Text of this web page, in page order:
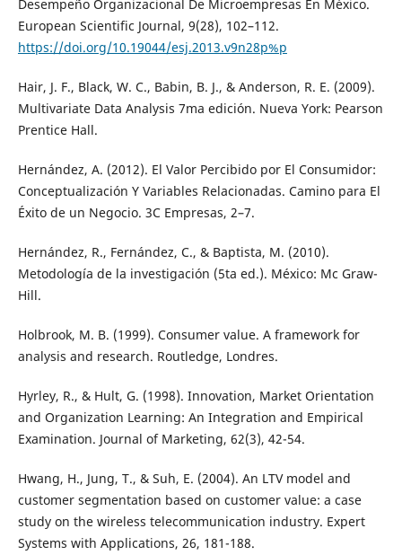
Desempeño Organizacional De Microempresas En México.
European Scientific Journal, 9(28), 102–112.
https://doi.org/10.19044/esj.2013.v9n28p%p
Hair, J. F., Black, W. C., Babin, B. J., & Anderson, R. E. (2009).
Multivariate Data Analysis 7ma edición. Nueva York: Pearson
Prentice Hall.
Hernández, A. (2012). El Valor Percibido por El Consumidor:
Conceptualización Y Variables Relacionadas. Camino para El
Éxito de un Negocio. 3C Empresas, 2–7.
Hernández, R., Fernández, C., & Baptista, M. (2010).
Metodología de la investigación (5ta ed.). México: Mc Graw-
Hill.
Holbrook, M. B. (1999). Consumer value. A framework for
analysis and research. Routledge, Londres.
Hyrley, R., & Hult, G. (1998). Innovation, Market Orientation
and Organization Learning: An Integration and Empirical
Examination. Journal of Marketing, 62(3), 42-54.
Hwang, H., Jung, T., & Suh, E. (2004). An LTV model and
customer segmentation based on customer value: a case
study on the wireless telecommunication industry. Expert
Systems with Applications, 26, 181-188.